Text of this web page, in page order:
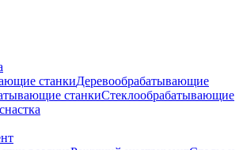
станкиДеревообрабатывающие
станкиСтеклообрабатывающие